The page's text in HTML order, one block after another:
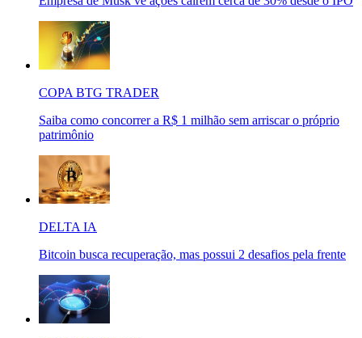
COPA BTG TRADER
Saiba como concorrer a R$ 1 milhão sem arriscar o próprio
patrimônio
DELTA IA
Bitcoin busca recuperação, mas possui 2 desafios pela frente